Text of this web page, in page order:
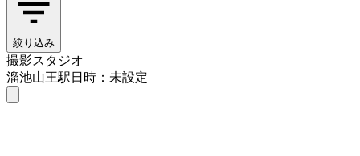
絞り込み
撮影スタジオ
溜池山王駅日時：未設定